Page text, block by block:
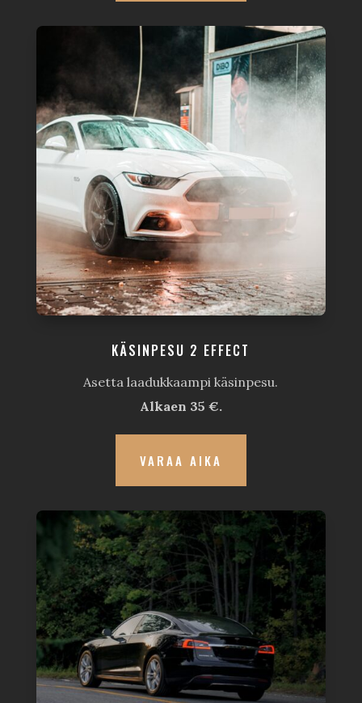
KÄSINPESU 2 EFFECT
Asetta laadukkaampi käsinpesu.
Alkaen 35 €.
VARAA AIKA